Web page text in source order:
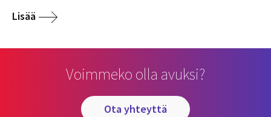
Lisää
Voimmeko olla avuksi?
ota yhteyttä